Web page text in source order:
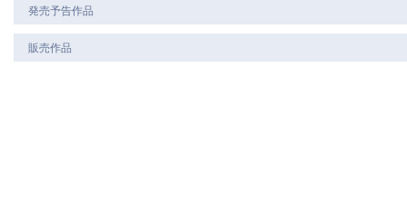
発売予告作品
販売作品